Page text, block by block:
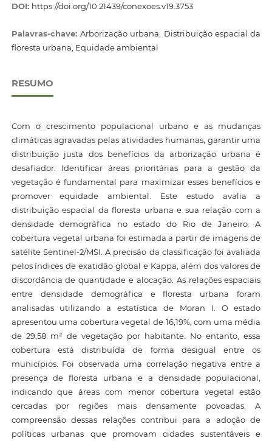
DOI: https://doi.org/10.21439/conexoes.v19.3753
Palavras-chave: Arborização urbana, Distribuição espacial da
floresta urbana, Equidade ambiental
RESUMO
Com o crescimento populacional urbano e as mudanças
climáticas agravadas pelas atividades humanas, garantir uma
distribuição justa dos benefícios da arborização urbana é
desafiador. Identificar áreas prioritárias para a gestão da
vegetação é fundamental para maximizar esses benefícios e
promover equidade ambiental. Este estudo avalia a
distribuição espacial da floresta urbana e sua relação com a
densidade demográfica no estado do Rio de Janeiro. A
cobertura vegetal urbana foi estimada a partir de imagens de
satélite Sentinel-2/MSI. A precisão da classificação foi avaliada
pelos índices de exatidão global e Kappa, além dos valores de
discordância de quantidade e alocação. As relações espaciais
entre densidade demográfica e floresta urbana foram
analisadas utilizando a estatística de Moran I. O estado
apresentou uma cobertura vegetal de 16,19%, com uma média
de 29,58 m² de vegetação por habitante. No entanto, essa
cobertura está distribuída de forma desigual entre os
municípios. Foi observada uma correlação negativa entre a
presença de floresta urbana e a densidade populacional,
indicando que áreas com menor cobertura vegetal estão
cercadas por regiões mais densamente povoadas. A
compreensão dessas relações contribui para a adoção de
políticas urbanas que promovam cidades sustentáveis e